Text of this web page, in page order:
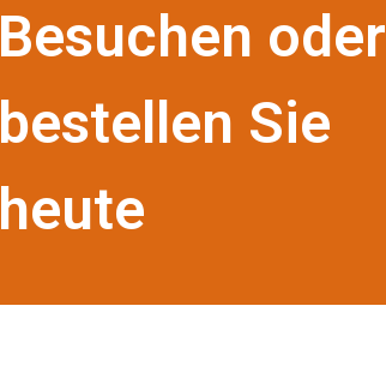
Besuchen oder
bestellen Sie
heute